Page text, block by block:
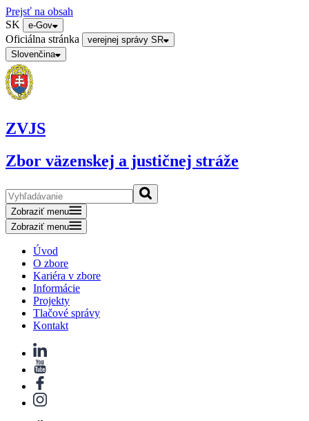
Prejsť na obsah
SK
e-Gov
Oficiálna stránka
verejnej správy SR
Slovenčina
ZVJS
Zbor väzenskej a justičnej stráže
Zobraziť menu
Zobraziť menu
Úvod
O zbore
Kariéra v zbore
Informácie
Projekty
Tlačové správy
Kontakt